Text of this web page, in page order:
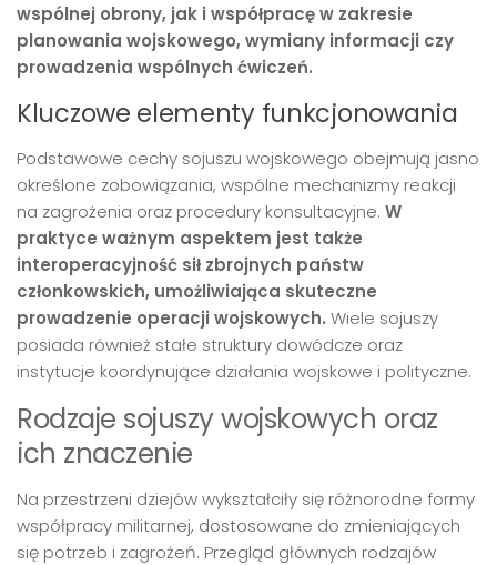
wspólnej obrony, jak i współpracę w zakresie
planowania wojskowego, wymiany informacji czy
prowadzenia wspólnych ćwiczeń.
Kluczowe elementy funkcjonowania
Podstawowe cechy sojuszu wojskowego obejmują jasno
określone zobowiązania, wspólne mechanizmy reakcji
na zagrożenia oraz procedury konsultacyjne. W
praktyce ważnym aspektem jest także
interoperacyjność sił zbrojnych państw
członkowskich, umożliwiająca skuteczne
prowadzenie operacji wojskowych. Wiele sojuszy
posiada również stałe struktury dowódcze oraz
instytucje koordynujące działania wojskowe i polityczne.
Rodzaje sojuszy wojskowych oraz
ich znaczenie
Na przestrzeni dziejów wykształciły się różnorodne formy
współpracy militarnej, dostosowane do zmieniających
się potrzeb i zagrożeń. Przegląd głównych rodzajów